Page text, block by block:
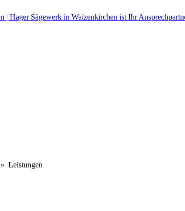
» Leistungen